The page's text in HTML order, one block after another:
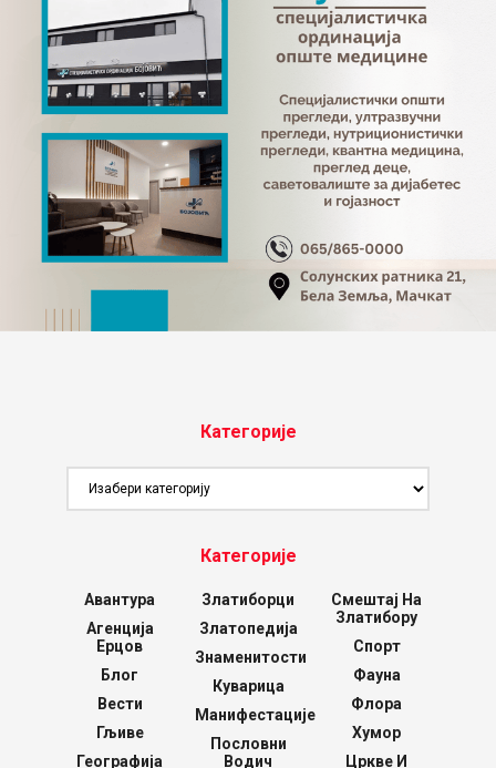
Категорије
Категорије
Категорије
Авантура
Агенција
Ерцов
Блог
Вести
Гљиве
Географија
Златиборци
Златопедија
Знаменитости
Куварица
Манифестације
Пословни
Водич
Смештај На
Златибору
Спорт
Фауна
Флора
Хумор
Цркве И